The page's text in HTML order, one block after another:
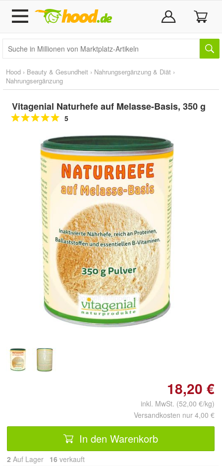
Hood › Beauty & Gesundheit › Nahrungsergänzung & Diät ›
Nahrungsergänzung
Vitagenial Naturhefe auf Melasse-Basis, 350 g
5
Doppelt antippen zum
vergrößern
18,20 €
inkl. MwSt. (52,00 €/kg)
Versandkosten nur 4,00 €
In den Warenkorb
2 Auf Lager 16 verkauft